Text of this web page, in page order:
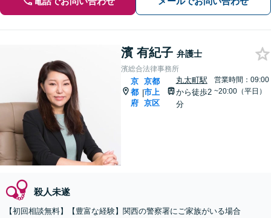
濱 有紀子 弁護士
濱総合法律事務所
京
都
府
|
京都
市上
京区
丸太町駅
から徒歩2
分
営業時間：09:00
~20:00（平日）
殺人未遂
【初回相談無料】【豊富な経験】関西の警察署にご家族がいる場合